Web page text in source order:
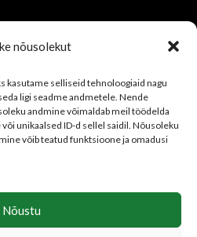
nõusolekut
kasutame selliseid tehnoloogiaid nagu
ligi seadme andmetele. Nende
andmine võimaldab meil töödelda
unikaalsed ID-d sellel saidil. Nõusoleku
võib teatud funktsioone ja omadusi
Nõustu